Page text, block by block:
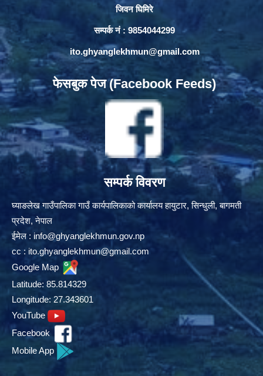
जिवन घिमिरे
सम्पर्क नं : 9854044299
ito.ghyanglekhmun@gmail.com
फेसबुक पेज (Facebook Feeds)
सम्पर्क विवरण
घ्याङलेख गाउँपालिका गाउँ कार्यपालिकाको कार्यालय हायुटार, सिन्धुली, बागमती
प्रदेश, नेपाल
ईमेल : info@ghyanglekhmun.gov.np
cc : ito.ghyanglekhmun@gmail.com
Google Map
Latitude: 85.814329
Longitude: 27.343601
YouTube
Facebook
Mobile App